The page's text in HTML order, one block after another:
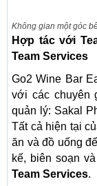
Không gian một góc
Hợp tác với
Team Services
Go2 Wine Bar
với các chuyên
quản lý: Sakal
Tất cả hiện tại
ăn và đồ uống
kế, biên soạn
Team Services.